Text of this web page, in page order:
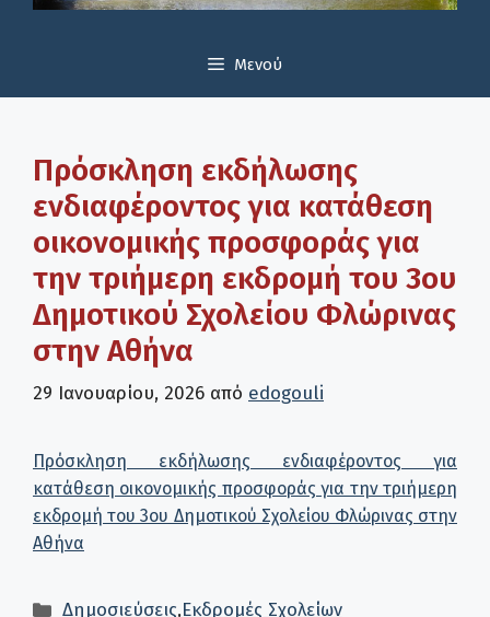
Μενού
Πρόσκληση εκδήλωσης
ενδιαφέροντος για κατάθεση
οικονομικής προσφοράς για
την τριήμερη εκδρομή του 3ου
Δημοτικού Σχολείου Φλώρινας
στην Αθήνα
29 Ιανουαρίου, 2026 από edogouli
Πρόσκληση εκδήλωσης ενδιαφέροντος για
κατάθεση οικονομικής προσφοράς για την τριήμερη
εκδρομή του 3ου Δημοτικού Σχολείου Φλώρινας στην
Αθήνα
Κατηγορίες
Δημοσιεύσεις,Εκδρομές Σχολείων